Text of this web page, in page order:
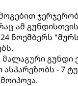
ამ გუნდისთვის
ნოემბერს
მალაგური გუნდი
ასპარეზობს - 7